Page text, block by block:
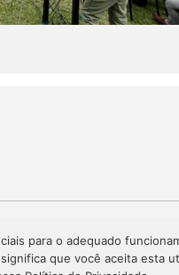
para o adequado
que você aceita esta